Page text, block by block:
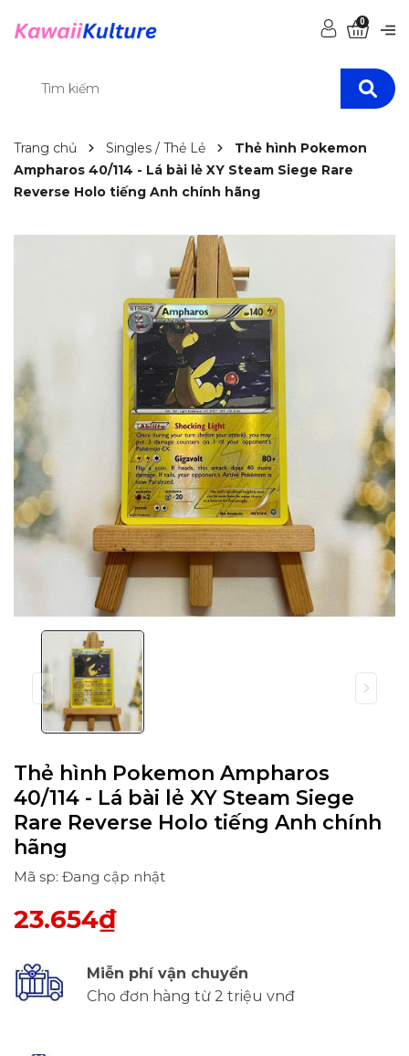
0
Trang chủ Singles / Thẻ Lẻ
Thẻ hình Pokemon
Ampharos 40/114 - Lá bài lẻ XY Steam Siege Rare
Reverse Holo tiếng Anh chính hãng
Thẻ hình Pokemon Ampharos
40/114 - Lá bài lẻ XY Steam Siege
Rare Reverse Holo tiếng Anh chính
hãng
Mã sp: Đang cập nhật
23.654₫
Miễn phí vận chuyển
Cho đơn hàng từ 2 triệu vnđ